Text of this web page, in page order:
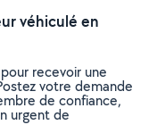
véhiculé en
recevoir une
votre demande
de confiance,
urgent de